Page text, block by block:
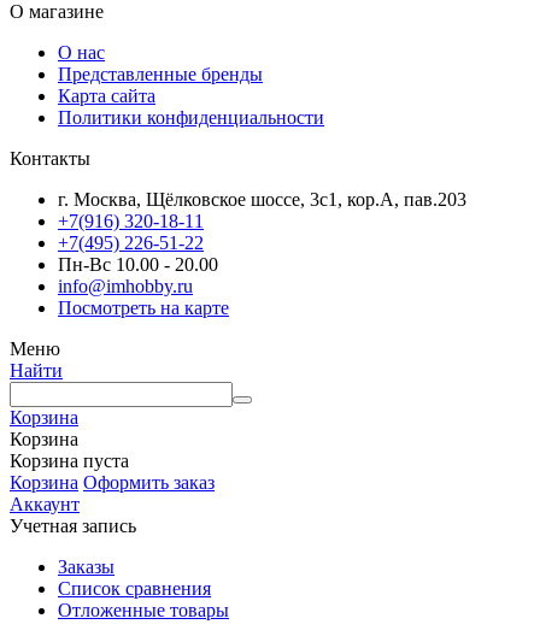
О магазине
О нас
Представленные бренды
Карта сайта
Политики конфиденциальности
Контакты
г. Москва, Щёлковское шоссе, 3с1, кор.А, пав.203
+7(916) 320-18-11
+7(495) 226-51-22
Пн-Вс 10.00 - 20.00
info@imhobby.ru
Посмотреть на карте
Меню
Найти
Корзина
Корзина
Корзина пуста
Корзина Оформить заказ
Аккаунт
Учетная запись
Заказы
Список сравнения
Отложенные товары